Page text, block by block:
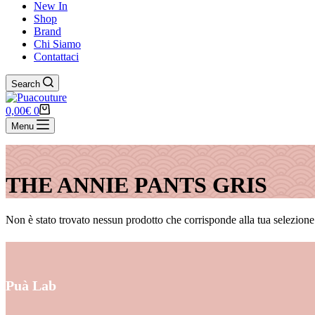
New In
Shop
Brand
Chi Siamo
Contattaci
Search
Carrello
0,00€ 0
Menu
THE ANNIE PANTS GRIS
Non è stato trovato nessun prodotto che corrisponde alla tua
Puà Lab